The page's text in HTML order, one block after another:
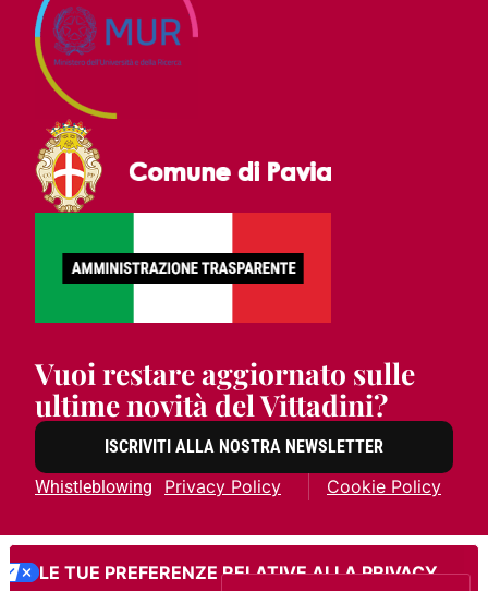
Vuoi restare aggiornato sulle
ultime novità del Vittadini?
ISCRIVITI ALLA NOSTRA NEWSLETTER
Whistleblowing
Privacy Policy Cookie Policy
LE TUE PREFERENZE RELATIVE ALLA PRIVACY